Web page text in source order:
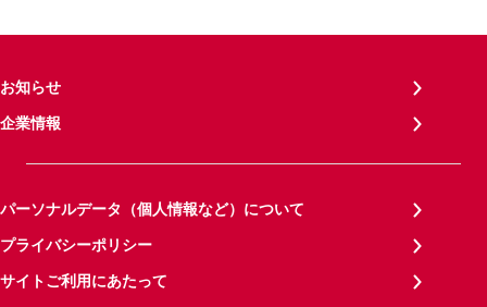
お知らせ
企業情報
パーソナルデータ（個人情報など）について
プライバシーポリシー
サイトご利用にあたって